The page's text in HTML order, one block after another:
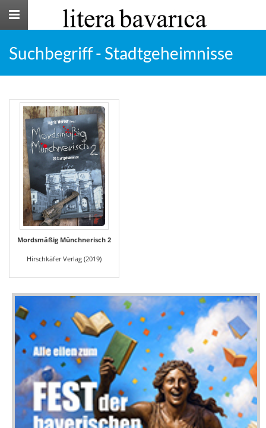
Toggle
Suchbegriff - Stadtgeheimnisse
Mordsmäßig Münchnerisch 2
Hirschkäfer Verlag (2019)